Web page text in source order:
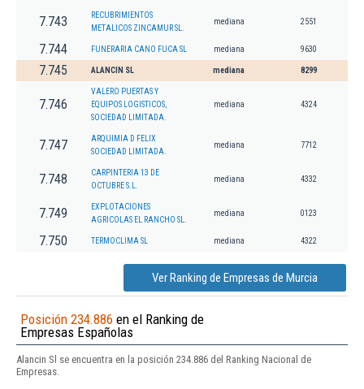
7.743
RECUBRIMIENTOS
METALICOS ZINCAMUR SL.
mediana 2551
7.744 FUNERARIA CANO FUCA SL mediana 9630
7.745 ALANCIN SL mediana 8299
7.746
VALERO PUERTAS Y
EQUIPOS LOGISTICOS,
SOCIEDAD LIMITADA.
mediana 4324
7.747
ARQUIMIA D FELIX
SOCIEDAD LIMITADA.
mediana 7712
7.748
CARPINTERIA 13 DE
OCTUBRE S.L.
mediana 4332
7.749
EXPLOTACIONES
AGRICOLAS EL RANCHO SL.
mediana 0123
7.750 TERMOCLIMA SL mediana 4322
Ver Ranking de Empresas de Murcia
Posición 234.886 en el Ranking de
Empresas Españolas
Alancin Sl se encuentra en la posición 234.886 del Ranking Nacional de
Empresas.